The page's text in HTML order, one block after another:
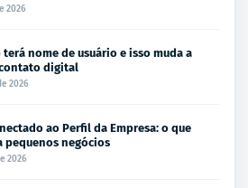
2026
terá nome de usuário e isso muda a
digital
2026
ao Perfil da Empresa: o que
pequenos negócios
2026